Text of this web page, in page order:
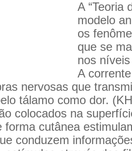
A “Teoria
modelo
os
que se
nos
A
nervosas que
tálamo como dor.
colocados na
forma cutânea
conduzem